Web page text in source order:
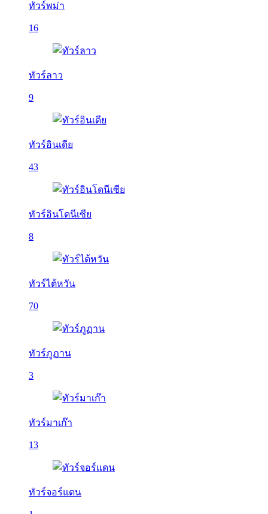
ทัวร์พม่า
16
ทัวร์ลาว
9
ทัวร์อินเดีย
43
ทัวร์อินโดนีเซีย
8
ทัวร์ไต้หวัน
70
ทัวร์ภูฏาน
3
ทัวร์มาเก๊า
13
ทัวร์จอร์แดน